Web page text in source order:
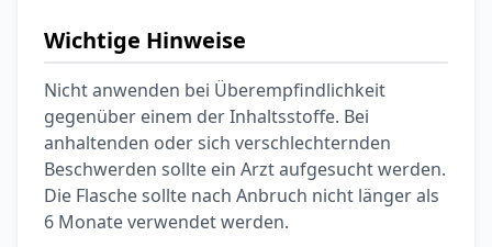
Wichtige Hinweise
Nicht anwenden bei Überempfindlichkeit
gegenüber einem der Inhaltsstoffe. Bei
anhaltenden oder sich verschlechternden
Beschwerden sollte ein Arzt aufgesucht werden.
Die Flasche sollte nach Anbruch nicht länger als
6 Monate verwendet werden.